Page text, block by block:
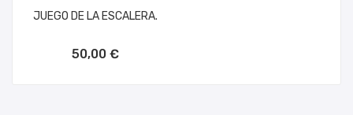
JUEGO DE LA ESCALERA.
50,00 €